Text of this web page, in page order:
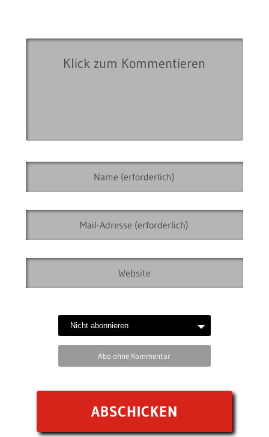
Abo ohne Kommentar